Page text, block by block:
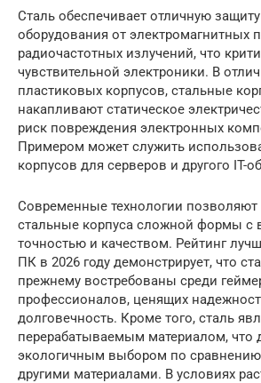
Сталь обеспечивает отличную
оборудования от электромагнитных
радиочастотных излучений, что
чувствительной электроники. В
пластиковых корпусов, стальные
накапливают статическое
риск повреждения электронных
Примером может служить
корпусов для серверов и другого IT-
Современные технологии позволяют
стальные корпуса сложной формы с
точностью и качеством. Рейтинг
ПК в 2026 году демонстрирует, что
прежнему востребованы среди
профессионалов, ценящих
долговечность. Кроме того, сталь
перерабатываемым материалом, что
экологичным выбором по
другими материалами. В условиях